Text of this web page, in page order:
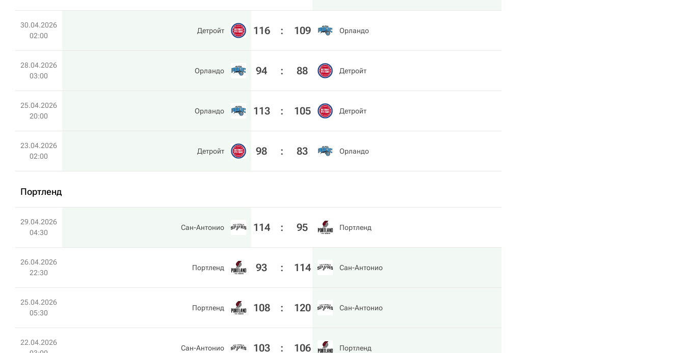
30.04.2026
02:00
Детройт 116 : 109 Орландо
28.04.2026
03:00
Орландо 94 : 88 Детройт
25.04.2026
20:00
Орландо 113 : 105 Детройт
23.04.2026
02:00
Детройт 98 : 83 Орландо
Портленд
29.04.2026
04:30
Сан-Антонио 114 : 95 Портленд
26.04.2026
22:30
Портленд 93 : 114 Сан-Антонио
25.04.2026
05:30
Портленд 108 : 120 Сан-Антонио
22.04.2026
Сан-Антонио 103 : 106 Портленд